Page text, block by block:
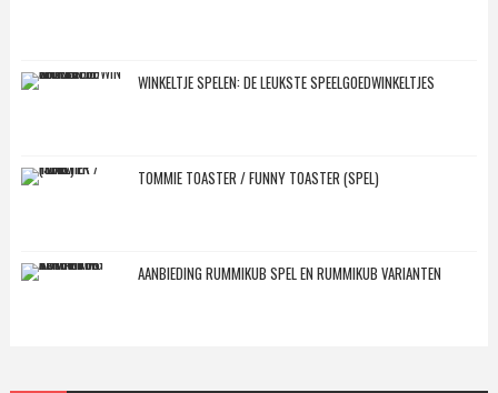
WINKELTJE SPELEN: DE LEUKSTE SPEELGOEDWINKELTJES
TOMMIE TOASTER / FUNNY TOASTER (SPEL)
AANBIEDING RUMMIKUB SPEL EN RUMMIKUB VARIANTEN